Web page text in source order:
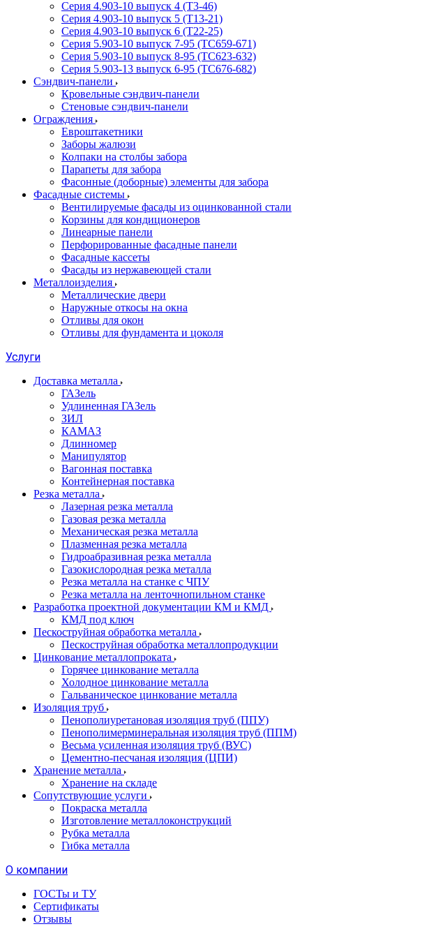
Серия 4.903-10 выпуск 4 (Т3-46)
Серия 4.903-10 выпуск 5 (Т13-21)
Серия 4.903-10 выпуск 6 (Т22-25)
Серия 5.903-10 выпуск 7-95 (ТС659-671)
Серия 5.903-10 выпуск 8-95 (ТС623-632)
Серия 5.903-13 выпуск 6-95 (ТС676-682)
Сэндвич-панели
Кровельные сэндвич-панели
Стеновые сэндвич-панели
Ограждения
Евроштакетники
Заборы жалюзи
Колпаки на столбы забора
Парапеты для забора
Фасонные (доборные) элементы для забора
Фасадные системы
Вентилируемые фасады из оцинкованной стали
Корзины для кондиционеров
Линеарные панели
Перфорированные фасадные панели
Фасадные кассеты
Фасады из нержавеющей стали
Металлоизделия
Металлические двери
Наружные откосы на окна
Отливы для окон
Отливы для фундамента и цоколя
Услуги
Доставка металла
ГАЗель
Удлиненная ГАЗель
ЗИЛ
КАМАЗ
Длинномер
Манипулятор
Вагонная поставка
Контейнерная поставка
Резка металла
Лазерная резка металла
Газовая резка металла
Механическая резка металла
Плазменная резка металла
Гидроабразивная резка металла
Газокислородная резка металла
Резка металла на станке с ЧПУ
Резка металла на ленточнопильном станке
Разработка проектной документации КМ и КМД
КМД под ключ
Пескоструйная обработка металла
Пескоструйная обработка металлопродукции
Цинкование металлопроката
Горячее цинкование металла
Холодное цинкование металла
Гальваническое цинкование металла
Изоляция труб
Пенополиуретановая изоляция труб (ППУ)
Пенополимерминеральная изоляция труб (ППМ)
Весьма усиленная изоляция труб (ВУС)
Цементно-песчаная изоляция (ЦПИ)
Хранение металла
Хранение на складе
Сопутствующие услуги
Покраска металла
Изготовление металлоконструкций
Рубка металла
Гибка металла
О компании
ГОСТы и ТУ
Сертификаты
Отзывы